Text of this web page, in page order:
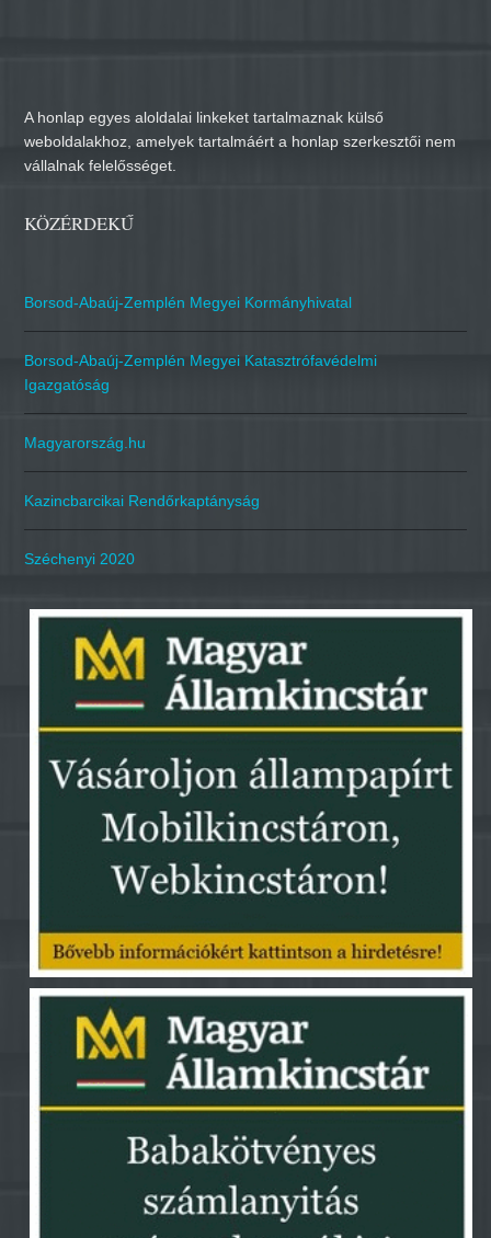
A honlap egyes aloldalai linkeket tartalmaznak külső
weboldalakhoz, amelyek tartalmáért a honlap szerkesztői nem
vállalnak felelősséget.
KÖZÉRDEKŰ
Borsod-Abaúj-Zemplén Megyei Kormányhivatal
Borsod-Abaúj-Zemplén Megyei Katasztrófavédelmi
Igazgatóság
Magyarország.hu
Kazincbarcikai Rendőrkaptányság
Széchenyi 2020